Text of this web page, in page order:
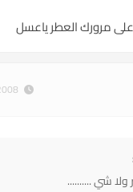
مرورك العطر ياعسل
ولا شي ..........